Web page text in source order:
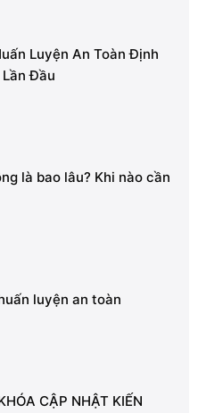
Luyện An Toàn Định
Đầu
là bao lâu? Khi nào cần
luyện an toàn
CẬP NHẬT KIẾN